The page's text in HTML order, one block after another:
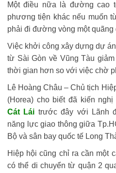
Một điều nữa là đường cao
phương tiện khác nếu muốn
phải đi đường vòng một
Việc khởi công xây dựng dự
từ Sài Gòn về Vũng Tàu
thời gian hơn so với việc chờ
Lê Hoàng Châu – Chủ tịch
(Horea) cho biết đã kiến
Cát Lái trước đây với Lãnh
năng lực giao thông giữa
Bộ và sân bay quốc tế Long
Hiệp hội cũng chỉ ra cần một
có thể di chuyển từ quận 2